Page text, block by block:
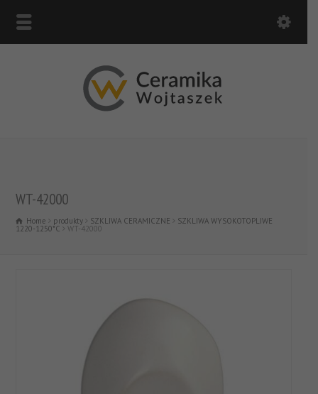
WT-42000
Home produkty SZKLIWA CERAMICZNE SZKLIWA WYSOKOTOPLIWE
1220-1250*C WT-42000